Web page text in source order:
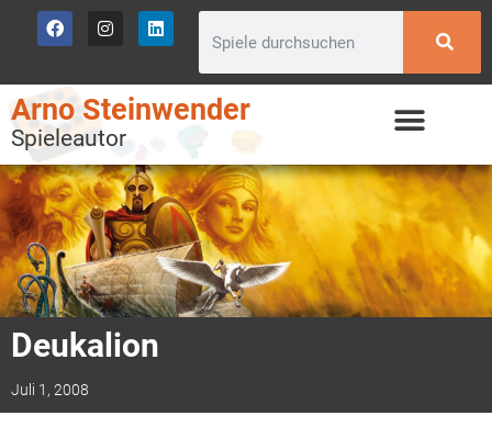
Arno Steinwender
Spieleautor
Deukalion
Juli 1, 2008